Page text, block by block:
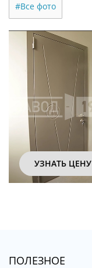
#Все фото
УЗНАТЬ ЦЕНУ
ПОЛЕЗНОЕ